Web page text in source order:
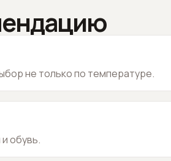
не только по температуре.
обувь.